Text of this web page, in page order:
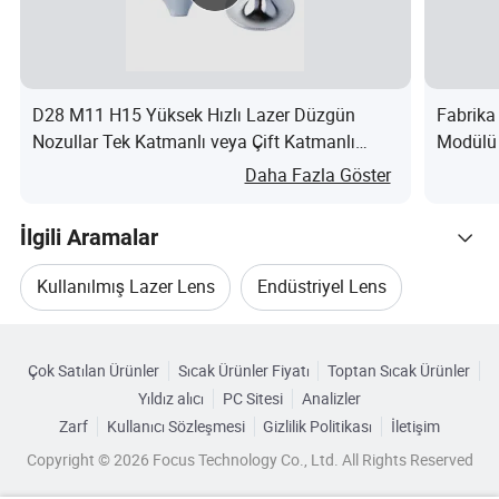
Yüksek kalite
1.Yüksek kaliteli kuvars kristallerden yapılmıştır.
2.Radyaasyona dayanıklıdır, dengeli bir performans
sunar, uzun bir kullanım ömrüne sahiptir ve zorlu
ortamlarda kullanılabilir.
önleme ve düşük dağılım.
4.Çift taraflı kaplama işlemi.
D28 M11 H15 Yüksek Hızlı Lazer Düzgün
Nozullar Tek Katmanlı veya Çift Katmanlı
Daha Fazla Göster
İlgili Aramalar
Kullanılmış Lazer Lens Endüstriyel Lens
Cam Lens Lazer Lazer Mercek Parçası
Çok Satılan Ürünler Sıcak Ürünler Fiyatı
Toptan Sıcak Ürünler
Yıldız alıcı
PC Sitesi
Analizler
Zarf
Kullanıcı Sözleşmesi Gizlilik Politikası
İletişim
Copyright © 2026 Focus Technology Co., Ltd. All Rights Reserved